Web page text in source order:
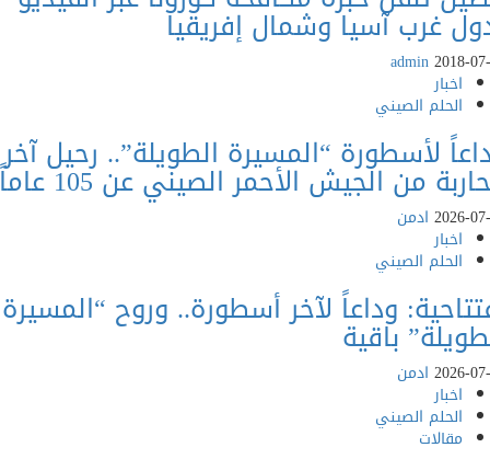
غرب آسيا وشمال إفريقيا
admin
الصيني
لأسطورة “المسيرة الطويلة”.. رحيل آخر
من الجيش الأحمر الصيني عن 105 عاماً
ادمن
الصيني
وداعاً لآخر أسطورة.. وروح “المسيرة
باقية
ادمن
الصيني